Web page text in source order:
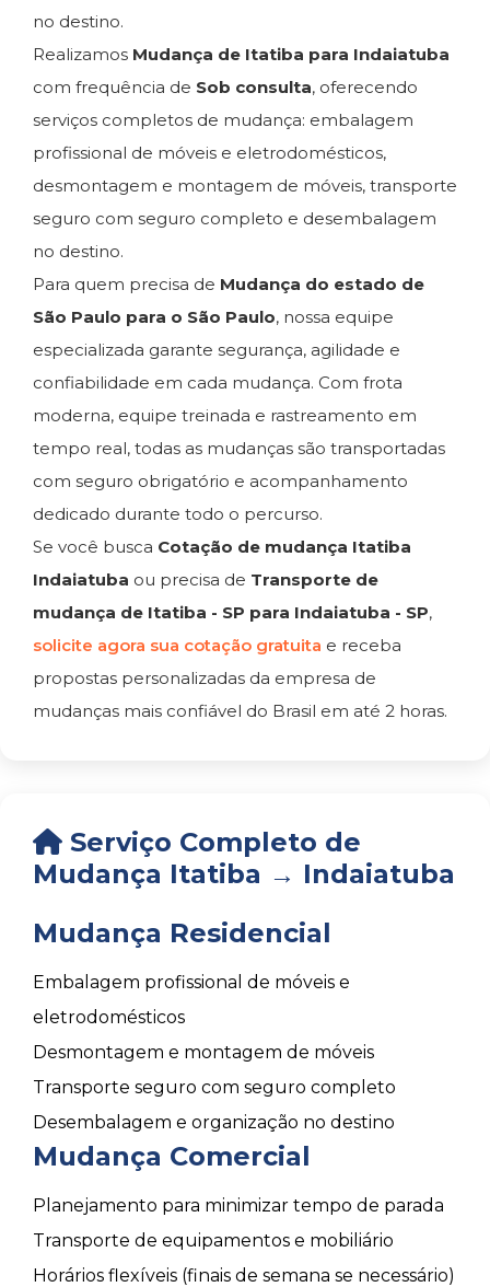
no destino.
Realizamos Mudança de Itatiba para Indaiatuba
com frequência de Sob consulta, oferecendo
serviços completos de mudança: embalagem
profissional de móveis e eletrodomésticos,
desmontagem e montagem de móveis, transporte
seguro com seguro completo e desembalagem
no destino.
Para quem precisa de Mudança do estado de
São Paulo para o São Paulo, nossa equipe
especializada garante segurança, agilidade e
confiabilidade em cada mudança. Com frota
moderna, equipe treinada e rastreamento em
tempo real, todas as mudanças são transportadas
com seguro obrigatório e acompanhamento
dedicado durante todo o percurso.
Se você busca Cotação de mudança Itatiba
Indaiatuba ou precisa de Transporte de
mudança de Itatiba - SP para Indaiatuba - SP,
solicite agora sua cotação gratuita e receba
propostas personalizadas da empresa de
mudanças mais confiável do Brasil em até 2 horas.
Serviço Completo de
Mudança Itatiba → Indaiatuba
Mudança Residencial
Embalagem profissional de móveis e
eletrodomésticos
Desmontagem e montagem de móveis
Transporte seguro com seguro completo
Desembalagem e organização no destino
Mudança Comercial
Planejamento para minimizar tempo de parada
Transporte de equipamentos e mobiliário
Horários flexíveis (finais de semana se necessário)